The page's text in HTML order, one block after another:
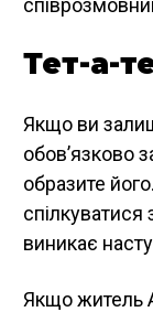
Тет-а-
Якщо ви
обов’язково
образите
виникає
Якщо житель